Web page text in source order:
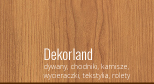
Dekorland
dywany, chodniki, karnisze,
wycieraczki, tekstylia, rolety